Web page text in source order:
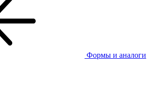
Формы и аналоги